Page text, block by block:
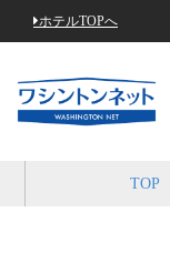
ホテルTOPへ
TOP